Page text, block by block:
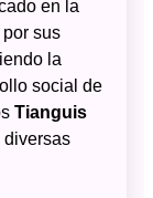
en la
sus
la
social de
Tianguis
diversas